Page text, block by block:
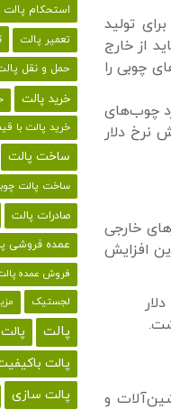
تولید
از خارج
چوبی را
چوب‌های
نرخ دلار
خارجی
افزایش
و
استحکام پالت
تعمیر پالت
حمل و نقل
خرید پالت
خرید پالت با
ساخت پالت
ساخت پالت
صادرات پالت
عمده فروشی
فروش عمده
لجستیک
پالت
پالت
پالت سازی